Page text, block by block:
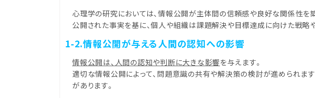
心理学の研究においては、情報公開が主体間の信頼感や良好な関係性を
公開された事実を基に、個人や組織は課題解決や目標達成に向けた戦略
1-2.情報公開が与える人間の認知への影響
情報公開は、人間の認知や判断に大きな影響を与えます。
適切な情報公開によって、問題意識の共有や解決策の検討が進められま
があります。